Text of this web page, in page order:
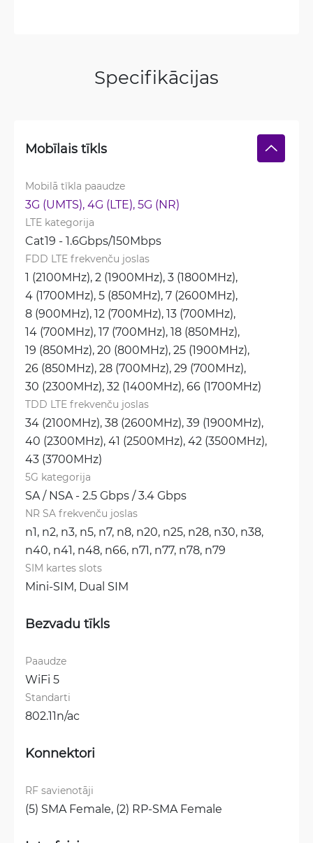
Specifikācijas
Mobīlais tīkls
Mobilā tīkla paaudze
3G (UMTS), 4G (LTE), 5G (NR)
LTE kategorija
Cat19 - 1.6Gbps/150Mbps
FDD LTE frekvenču joslas
1 (2100MHz), 2 (1900MHz), 3 (1800MHz),
4 (1700MHz), 5 (850MHz), 7 (2600MHz),
8 (900MHz), 12 (700MHz), 13 (700MHz),
14 (700MHz), 17 (700MHz), 18 (850MHz),
19 (850MHz), 20 (800MHz), 25 (1900MHz),
26 (850MHz), 28 (700MHz), 29 (700MHz),
30 (2300MHz), 32 (1400MHz), 66 (1700MHz)
TDD LTE frekvenču joslas
34 (2100MHz), 38 (2600MHz), 39 (1900MHz),
40 (2300MHz), 41 (2500MHz), 42 (3500MHz),
43 (3700MHz)
5G kategorija
SA / NSA - 2.5 Gbps / 3.4 Gbps
NR SA frekvenču joslas
n1, n2, n3, n5, n7, n8, n20, n25, n28, n30, n38,
n40, n41, n48, n66, n71, n77, n78, n79
SIM kartes slots
Mini-SIM, Dual SIM
Bezvadu tīkls
Paaudze
WiFi 5
Standarti
802.11n/ac
Konnektori
RF savienotāji
(5) SMA Female, (2) RP-SMA Female